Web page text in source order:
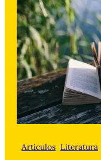
Artículos Literatura